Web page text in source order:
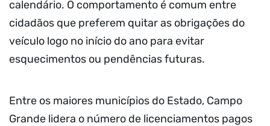
calendário. O comportamento é comum entre
cidadãos que preferem quitar as obrigações do
veículo logo no início do ano para evitar
esquecimentos ou pendências futuras.
Entre os maiores municípios do Estado, Campo
Grande lidera o número de licenciamentos pagos